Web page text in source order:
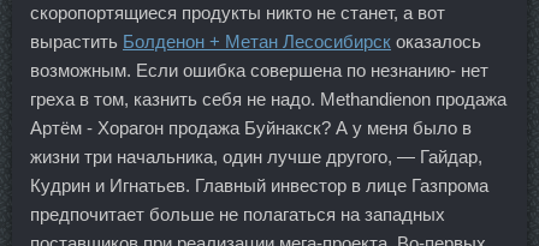
скоропортящиеся продукты никто не станет, а вот
вырастить Болденон + Метан Лесосибирск оказалось
возможным. Если ошибка совершена по незнанию- нет
греха в том, казнить себя не надо. Methandienon продажа
Артём - Хорагон продажа Буйнакск? А у меня было в
жизни три начальника, один лучше другого, — Гайдар,
Кудрин и Игнатьев. Главный инвестор в лице Газпрома
предпочитает больше не полагаться на западных